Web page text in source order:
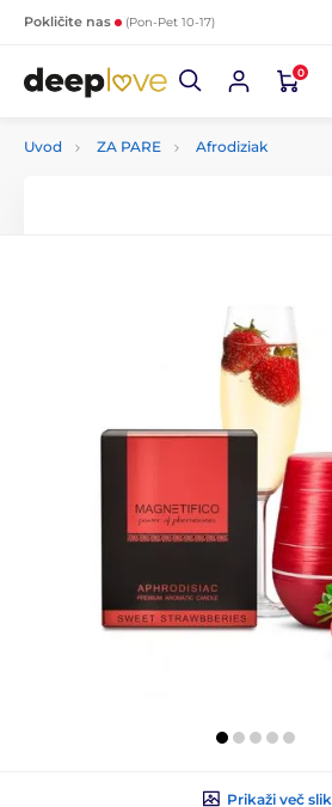
Pokličite nas (Pon-Pet 10-17)
0
Uvod ZA PARE Afrodiziak
Prikaži več slik